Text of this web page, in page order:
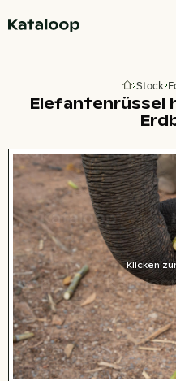
Zur
Stock
Elefantenrüssel
Klicken